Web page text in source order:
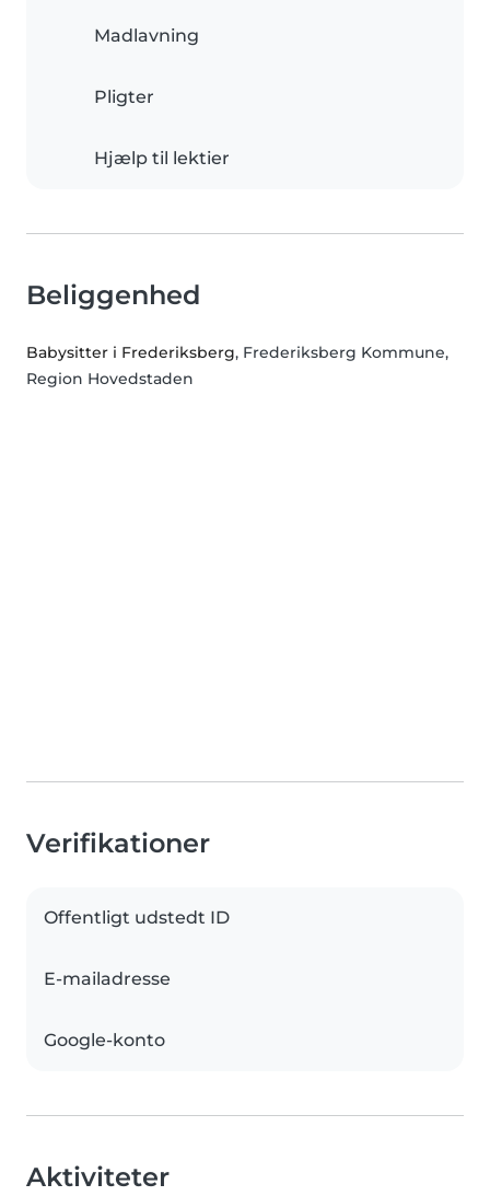
Madlavning
Pligter
Hjælp til lektier
Beliggenhed
Babysitter i Frederiksberg, Frederiksberg Kommune,
Region Hovedstaden
Verifikationer
Offentligt udstedt ID
E-mailadresse
Google-konto
Aktiviteter